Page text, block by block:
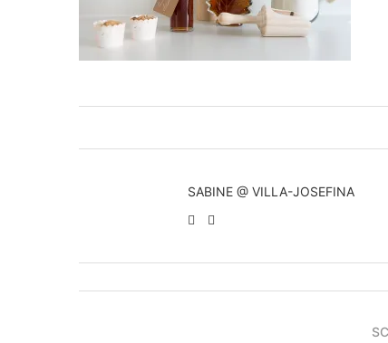
SABINE @ VILLA-JOSEFINA